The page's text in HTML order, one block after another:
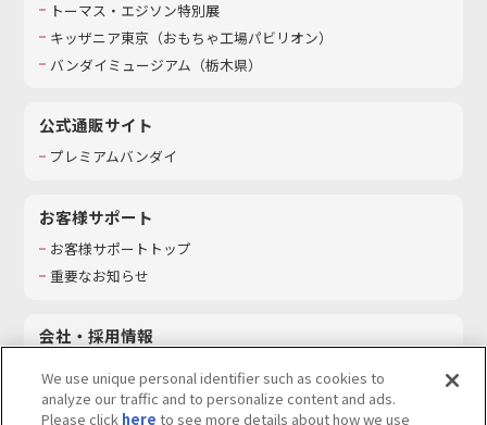
トーマス・エジソン特別展
キッザニア東京（おもちゃ工場パビリオン）​
バンダイミュージアム（栃木県）
公式通販サイト
プレミアムバンダイ
お客様サポート
お客様サポートトップ
重要なお知らせ
会社・採用情報
採用情報
We use unique personal identifier such as cookies to
analyze our traffic and to personalize content and ads.
Please click here to see more details about how we use